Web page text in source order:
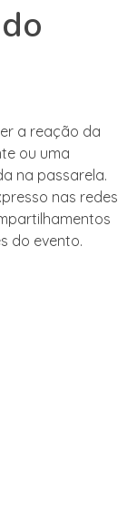
a reação da
ou uma
na passarela.
nas redes
do evento.